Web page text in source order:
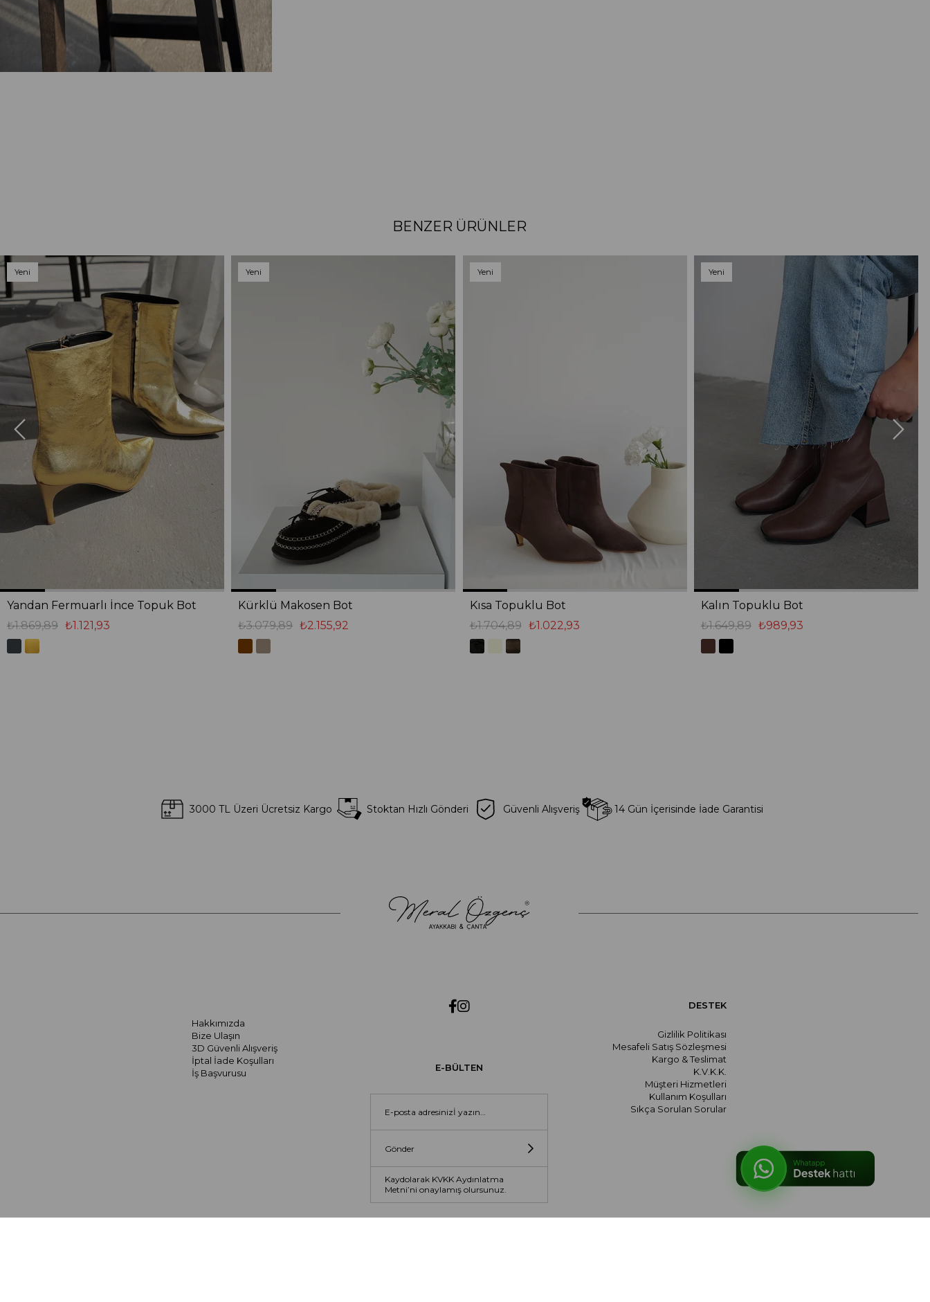
BENZER ÜRÜNLER
Yandan Fermuarlı İnce Topuk Bot
₺1.121,93
₺1.869,89
Yeni
Ürün
Kürklü Makosen Bot
₺2.155,92
₺3.079,89
Yeni
Kısa Topuklu Bot
₺1.022,93
₺1.704,89
Yeni
Kalın Topuklu Bot
₺989,93
₺1.649,89
Yeni
3000 TL Üzeri Ücretsiz Kargo Stoktan Hızlı Gönderi Güvenli Alışveriş 14 Gün İçerisinde İade Garantisi
Hakkımızda
Bize Ulaşın
3D Güvenli Alışveriş
İptal İade Koşulları
İş Başvurusu
E-BÜLTEN
Gönder
Kaydolarak KVKK Aydınlatma
Metni’ni onaylamış olursunuz.
DESTEK
Gizlilik Politikası
Mesafeli Satış Sözleşmesi
Kargo & Teslimat
K.V.K.K.
Müşteri Hizmetleri
Kullanım Koşulları
Sıkça Sorulan Sorular